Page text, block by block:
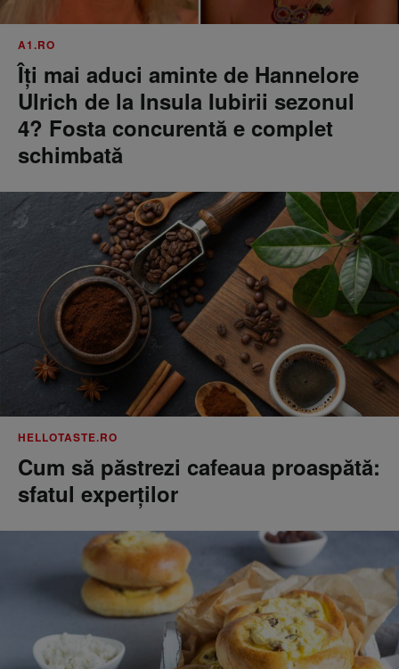
A1.RO
Îți mai aduci aminte de Hannelore
Ulrich de la Insula Iubirii sezonul
4? Fosta concurentă e complet
schimbată
HELLOTASTE.RO
Cum să păstrezi cafeaua proaspătă:
sfatul experților